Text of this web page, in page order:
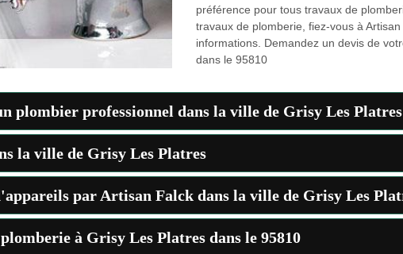
préférence pour tous travaux de
travaux de plomberie, fiez-vous à
informations. Demandez un devis de
dans le 95810
plombier professionnel dans la ville de Grisy Les Platres
la ville de Grisy Les Platres
par Artisan Falck dans la ville de Grisy Les
à Grisy Les Platres dans le 95810